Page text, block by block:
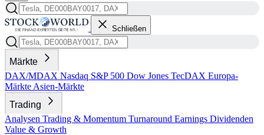
Schließen
Märkte
DAX/MDAX Nasdaq S&P 500 Dow Jones TecDAX Europa-
Märkte Asien-Märkte
Trading
Analysen Trading & Momentum Turnaround Earnings Dividenden
Value & Growth